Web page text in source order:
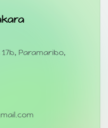
Paramaribo,